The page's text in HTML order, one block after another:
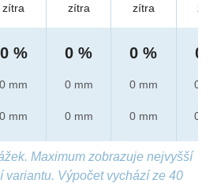
zítra
0 %
0 mm
0 mm
zítra
0 %
0 mm
0 mm
zítra
0 %
0 mm
0 mm
zítra
0 %
0 mm
0 mm
Maximum zobrazuje nejvyšší
Výpočet vychází ze 40